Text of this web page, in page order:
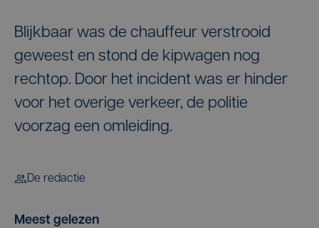
Blijkbaar was de chauffeur verstrooid
geweest en stond de kipwagen nog
rechtop. Door het incident was er hinder
voor het overige verkeer, de politie
voorzag een omleiding.
De redactie
Meest gelezen